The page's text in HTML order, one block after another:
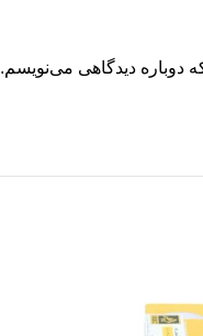
دوباره دیدگاهی می‌نویسم.